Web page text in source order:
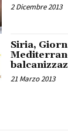
2 Dicembre 2013
Siria,
21 Marzo 2013